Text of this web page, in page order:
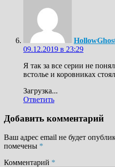
09.12.2019 в 23:29
Я так за все серии не
встолье и коровниках
Загрузка...
Ответить
Добавить комментарий
Ваш адрес email не будет
помечены *
Комментарий *